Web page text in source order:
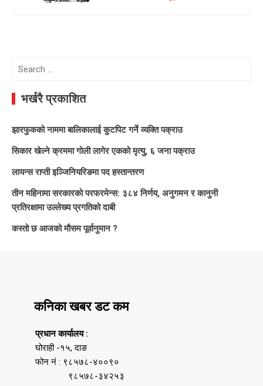
Search
भर्खरै प्रकाशित
झारफुकको नाममा बालिकालाई कुटपिट गर्ने व्यक्ति पक्राउ
सिकार खेल्ने क्रममा गोली लागेर एकको मृत्यु, ६ जना पक्राउ
लायन्स राप्ती इञ्जिनियरिङमा पद हस्तान्तरण
तीन महिनामा सरकारको परफरमेन्स: ३८४ निर्णय, अनुगमन र कानुनी
प्रतिरक्षामा उल्लेख्य प्रगतिको दाबी
कस्तो छ आजको मौसम पूर्वानुमान ?
कनिका खबर डट कम
प्रधान कार्यालय :
घोराही -१५, दाङ
फोन नं : ९८५७८-४००९०
९८५७८-३४२५३